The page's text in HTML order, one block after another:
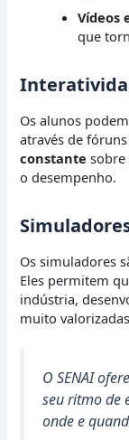
Vídeos
que
Os alunos
através de
constante sobre
o desempenho.
Os simuladores
Eles permitem
indústria,
muito
O SENAI
seu ritmo de
onde e